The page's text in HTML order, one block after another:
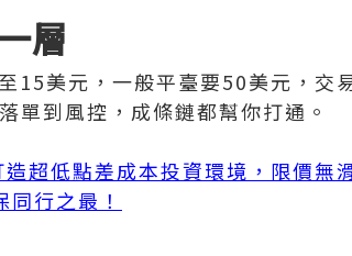
層
15美元，一般平臺要50美元，交
單到風控，成條鏈都幫你打通。
超低點差成本投資環境，限價無
行之最！